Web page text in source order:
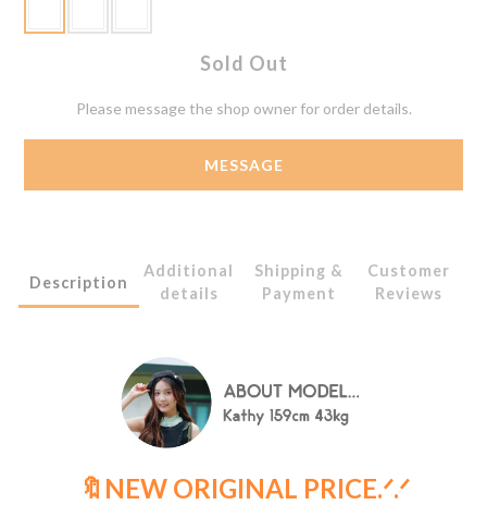
Sold Out
Please message the shop owner for order details.
MESSAGE
Description
Additional
details
Shipping &
Payment
Customer
Reviews
🔖NEW ORIGINAL PRICE.ᐟ.ᐟ